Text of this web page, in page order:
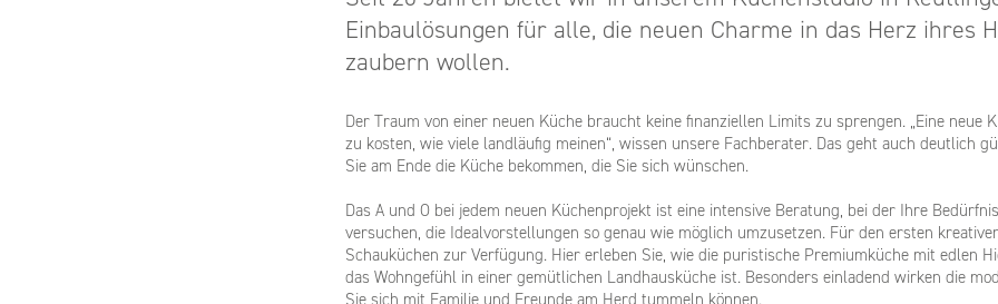
Einbaulösungen für alle, die neuen Charme in das Herz ihres
zaubern wollen.
Der Traum von einer neuen Küche braucht keine finanziellen Limits zu sprengen. „Eine neue
zu kosten, wie viele landläufig meinen“, wissen unsere Fachberater. Das geht auch deutlich
Sie am Ende die Küche bekommen, die Sie sich wünschen.
Das A und O bei jedem neuen Küchenprojekt ist eine intensive Beratung, bei der Ihre
versuchen, die Idealvorstellungen so genau wie möglich umzusetzen. Für den ersten
Schauküchen zur Verfügung. Hier erleben Sie, wie die puristische Premiumküche mit edlen
das Wohngefühl in einer gemütlichen Landhausküche ist. Besonders einladend wirken die